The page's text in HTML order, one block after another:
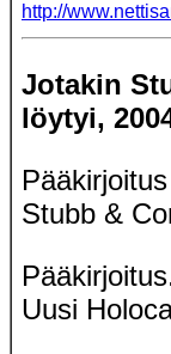
http://
Jotakin
löytyi,
Stubb &
Uusi